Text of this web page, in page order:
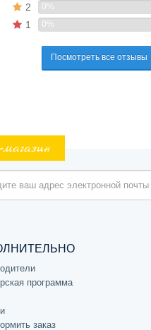
2 0%
1 0%
Посмотреть все отзывы
программа
заказ